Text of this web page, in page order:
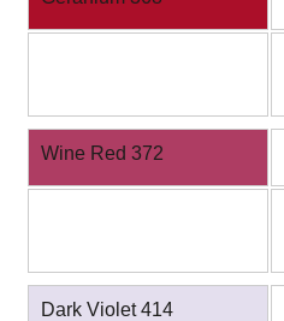
Wine Red 372
Dark Violet 414